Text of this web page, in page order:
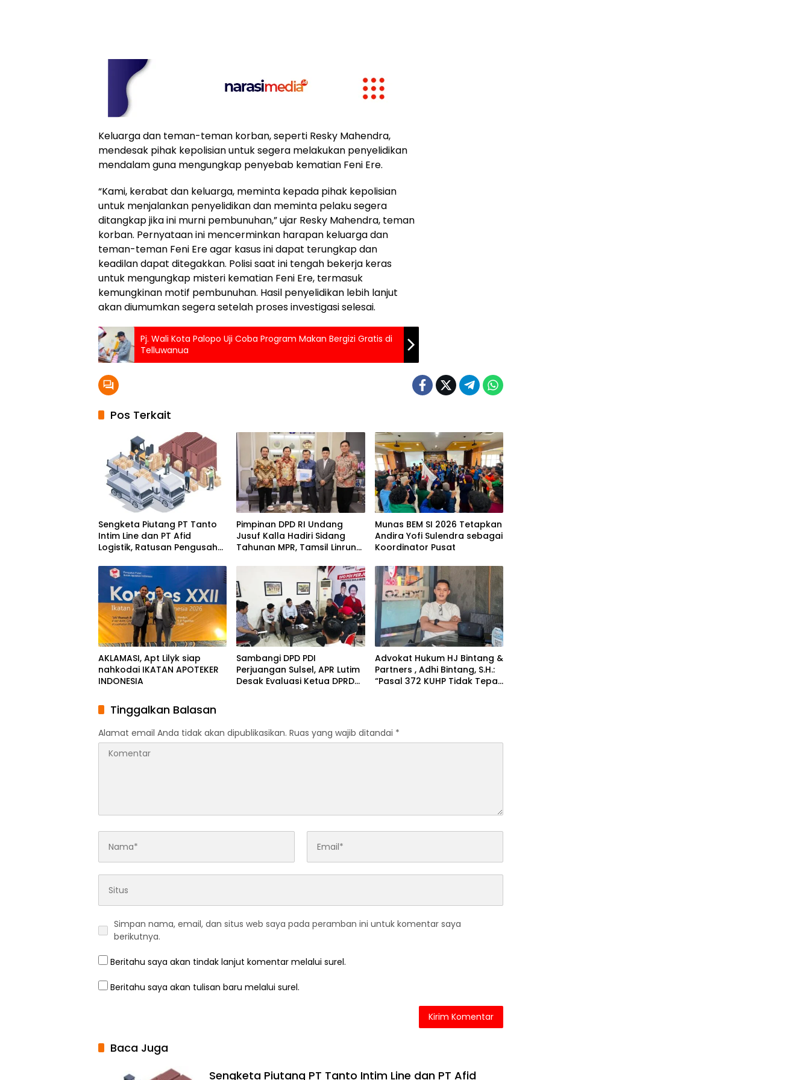
Keluarga dan teman-teman korban, seperti Resky Mahendra,
mendesak pihak kepolisian untuk segera melakukan penyelidikan
mendalam guna mengungkap penyebab kematian Feni Ere.
“Kami, kerabat dan keluarga, meminta kepada pihak kepolisian
untuk menjalankan penyelidikan dan meminta pelaku segera
ditangkap jika ini murni pembunuhan,” ujar Resky Mahendra, teman
korban. Pernyataan ini mencerminkan harapan keluarga dan
teman-teman Feni Ere agar kasus ini dapat terungkap dan
keadilan dapat ditegakkan. Polisi saat ini tengah bekerja keras
untuk mengungkap misteri kematian Feni Ere, termasuk
kemungkinan motif pembunuhan. Hasil penyelidikan lebih lanjut
akan diumumkan segera setelah proses investigasi selesai.
Pj. Wali Kota Palopo Uji Coba Program Makan Bergizi Gratis di
Telluwanua
Pos Terkait
Sengketa Piutang PT Tanto
Intim Line dan PT Afid
Logistik, Ratusan Pengusaha
Ikut Dirugikan
Pimpinan DPD RI Undang
Jusuf Kalla Hadiri Sidang
Tahunan MPR, Tamsil Linrung:
Solidaritas Kepemimpinan
Bangsa
Munas BEM SI 2026 Tetapkan
Andira Yofi Sulendra sebagai
Koordinator Pusat
AKLAMASI, ​Apt Lilyk siap
nahkodai IKATAN APOTEKER
INDONESIA
Sambangi DPD PDI
Perjuangan Sulsel, APR Lutim
Desak Evaluasi Ketua DPRD
Advokat Hukum HJ Bintang &
Partners , Adhi Bintang, S.H.:
“Pasal 372 KUHP Tidak Tepat
Tinggalkan Balasan
Alamat email Anda tidak akan dipublikasikan. Ruas yang wajib ditandai *
Simpan nama, email, dan situs web saya pada peramban ini untuk komentar saya
berikutnya.
Beritahu saya akan tindak lanjut komentar melalui surel.
Beritahu saya akan tulisan baru melalui surel.
Baca Juga
Sengketa Piutang PT Tanto Intim Line dan PT Afid